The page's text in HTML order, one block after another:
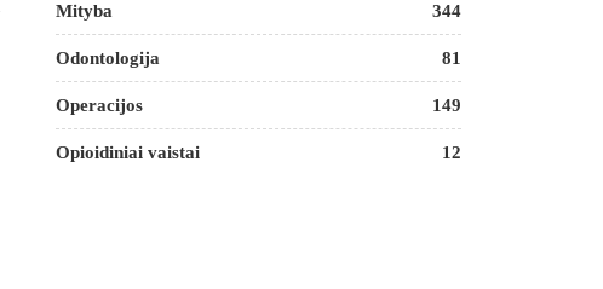
Mityba 344
Odontologija 81
Operacijos 149
Opioidiniai vaistai 12